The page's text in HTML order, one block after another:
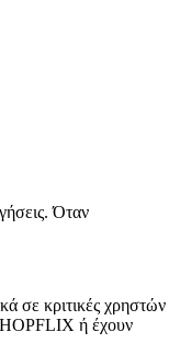
Όταν
σε κριτικές χρηστών
ή έχουν